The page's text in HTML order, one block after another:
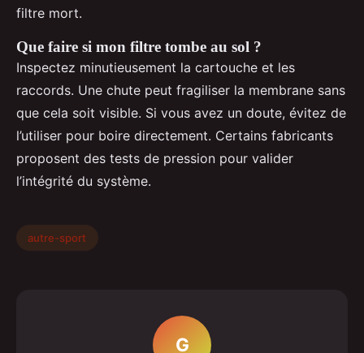
filtre mort.
Que faire si mon filtre tombe au sol ?
Inspectez minutieusement la cartouche et les
raccords. Une chute peut fragiliser la membrane sans
que cela soit visible. Si vous avez un doute, évitez de
l’utiliser pour boire directement. Certains fabricants
proposent des tests de pression pour valider
l’intégrité du système.
autre-sport
G